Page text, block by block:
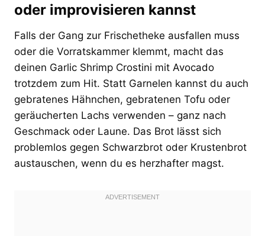
oder improvisieren kannst
Falls der Gang zur Frischetheke ausfallen muss
oder die Vorratskammer klemmt, macht das
deinen Garlic Shrimp Crostini mit Avocado
trotzdem zum Hit. Statt Garnelen kannst du auch
gebratenes Hähnchen, gebratenen Tofu oder
geräucherten Lachs verwenden – ganz nach
Geschmack oder Laune. Das Brot lässt sich
problemlos gegen Schwarzbrot oder Krustenbrot
austauschen, wenn du es herzhafter magst.